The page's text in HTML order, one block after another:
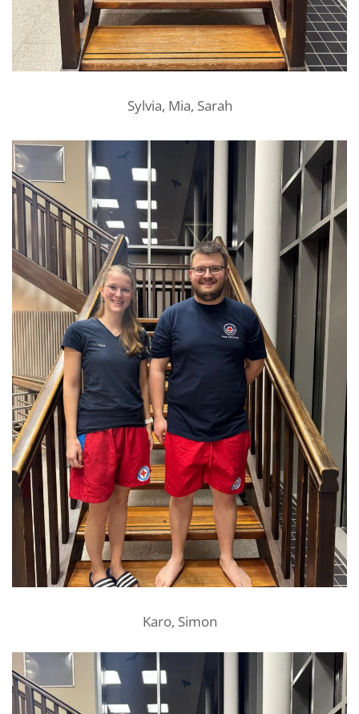
Sylvia, Mia, Sarah
Karo, Simon